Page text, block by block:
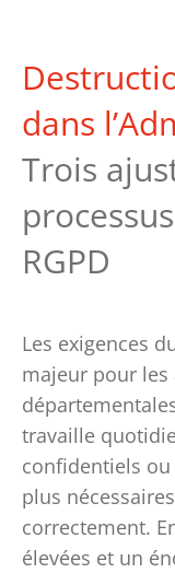
dans
Trois
RGPD
Les exigences
majeur pour
travaille
confidentiels ou
plus
correctement.
élevées et un